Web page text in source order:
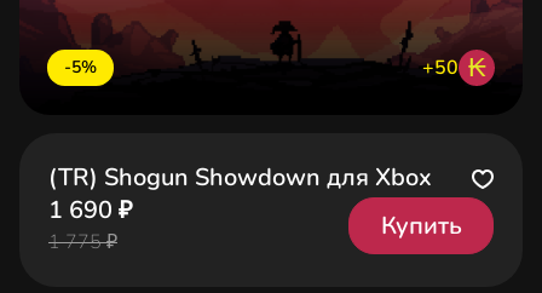
-5% +50 ₭
(TR) Shogun Showdown для Xbox
1 690 ₽
1 775 ₽
Купить